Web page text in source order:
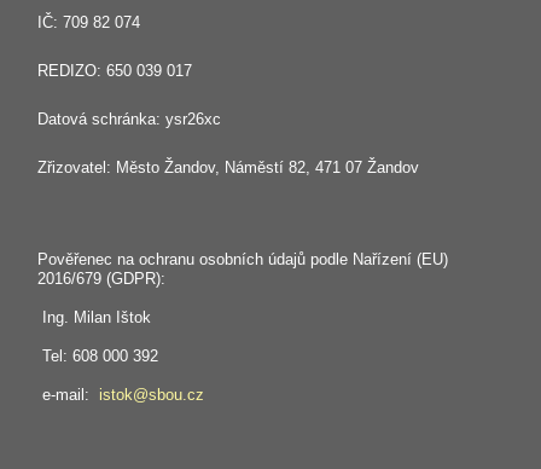
IČ: 709 82 074
REDIZO: 650 039 017
Datová schránka: ysr26xc
Zřizovatel: Město Žandov, Náměstí 82, 471 07 Žandov
Pověřenec na ochranu osobních údajů podle Nařízení (EU)
2016/679 (GDPR):
Ing. Milan Ištok
Tel: 608 000 392
e-mail: istok@sbou.cz